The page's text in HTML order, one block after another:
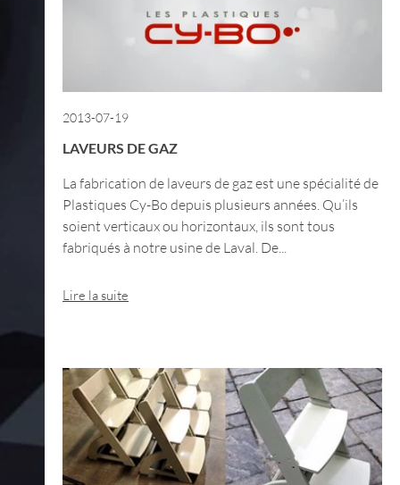
2013-07-19
LAVEURS DE GAZ
La fabrication de laveurs de gaz est une spécialité de
Plastiques Cy-Bo depuis plusieurs années. Qu’ils
soient verticaux ou horizontaux, ils sont tous
fabriqués à notre usine de Laval. De...
Lire la suite